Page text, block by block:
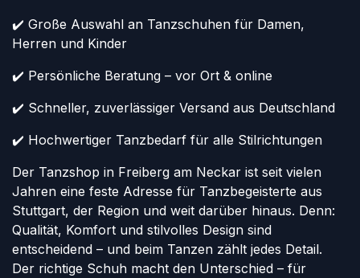
✔️ Große Auswahl an Tanzschuhen für Damen,
Herren und Kinder
✔️ Persönliche Beratung – vor Ort & online
✔️ Schneller, zuverlässiger Versand aus Deutschland
✔️ Hochwertiger Tanzbedarf für alle Stilrichtungen
Der Tanzshop in Freiberg am Neckar ist seit vielen
Jahren eine feste Adresse für Tanzbegeisterte aus
Stuttgart, der Region und weit darüber hinaus. Denn:
Qualität, Komfort und stilvolles Design sind
entscheidend – und beim Tanzen zählt jedes Detail.
Der richtige Schuh macht den Unterschied – für